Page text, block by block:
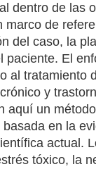
dentro de las
de
del caso, la
El
al tratamiento
y
aquí un
en la
actual.
tóxico, la